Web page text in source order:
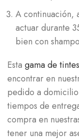
A continuación,
actuar durante
bien con
Esta gama de tintes
encontrar en
pedido a
tiempos de
compra en
tener una mejor